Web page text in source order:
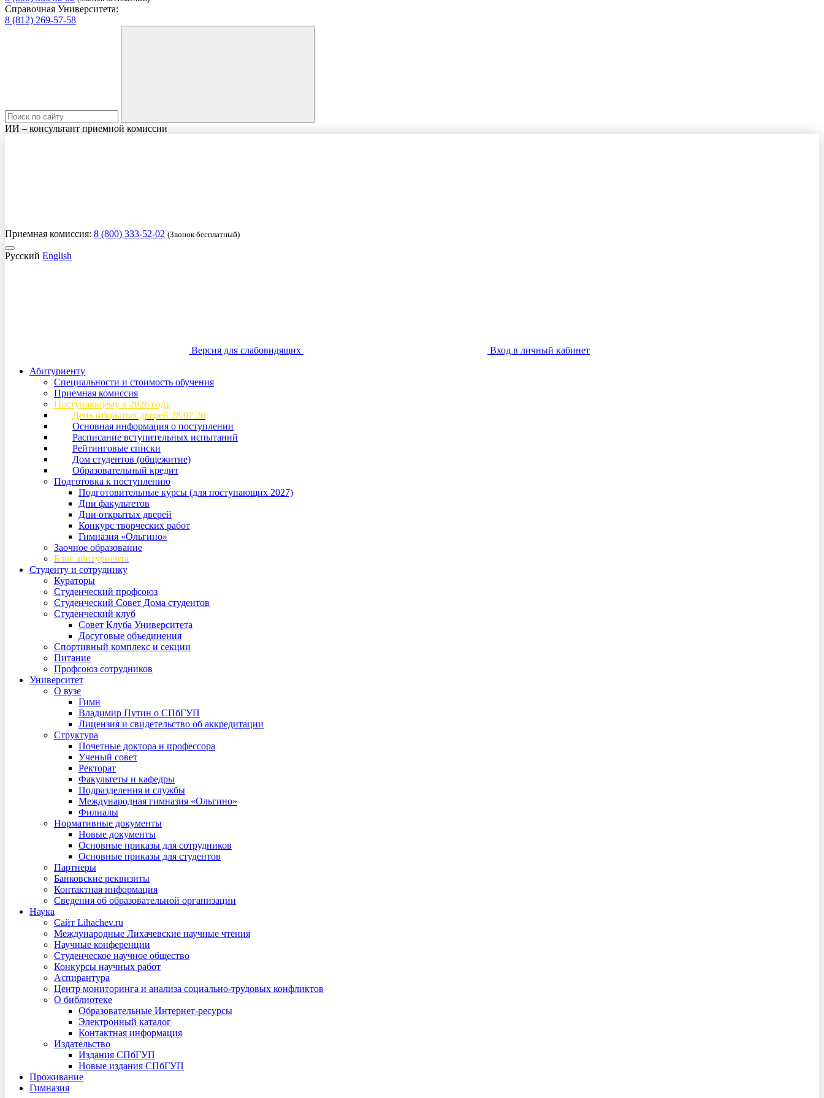
Справочная Университета:
8 (812) 269-57-58
ИИ – консультант приемной комиссии
Приемная комиссия: 8 (800) 333-52-02 (Звонок бесплатный)
Русский English
Версия для слабовидящих
Вход в личный кабинет
Абитуриенту
Специальности и стоимость обучения
Приемная комиссия
Поступающему в 2026 году
День открытых дверей 28.07.26
Основная информация о поступлении
Расписание вступительных испытаний
Рейтинговые списки
Дом студентов (общежитие)
Образовательный кредит
Подготовка к поступлению
Подготовительные курсы (для поступающих 2027)
Дни факультетов
Дни открытых дверей
Конкурс творческих работ
Гимназия «Ольгино»
Заочное образование
Блог абитуриента
Студенту и сотруднику
Кураторы
Студенческий профсоюз
Студенческий Совет Дома студентов
Студенческий клуб
Совет Клуба Университета
Досуговые объединения
Спортивный комплекс и секции
Питание
Профсоюз сотрудников
Университет
О вузе
Гимн
Владимир Путин о СПбГУП
Лицензия и свидетельство об аккредитации
Структура
Почетные доктора и профессора
Ученый совет
Ректорат
Факультеты и кафедры
Подразделения и службы
Международная гимназия «Ольгино»
Филиалы
Нормативные документы
Новые документы
Основные приказы для сотрудников
Основные приказы для студентов
Партнеры
Банковские реквизиты
Контактная информация
Сведения об образовательной организации
Наука
Сайт Lihachev.ru
Международные Лихачевские научные чтения
Научные конференции
Студенческое научное общество
Конкурсы научных работ
Аспирантура
Центр мониторинга и анализа социально-трудовых конфликтов
О библиотеке
Образовательные Интернет-ресурсы
Электронный каталог
Контактная информация
Издательство
Издания СПбГУП
Новые издания СПбГУП
Проживание
Гимназия